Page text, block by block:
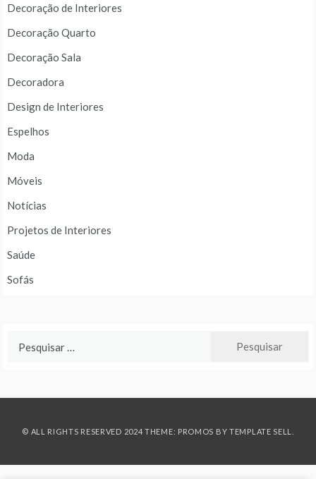
Decoração de Interiores
Decoração Quarto
Decoração Sala
Decoradora
Design de Interiores
Espelhos
Moda
Móveis
Notícias
Projetos de Interiores
Saúde
Sofás
© ALL RIGHTS RESERVED 2024 THEME: PROMOS BY TEMPLATE SELL